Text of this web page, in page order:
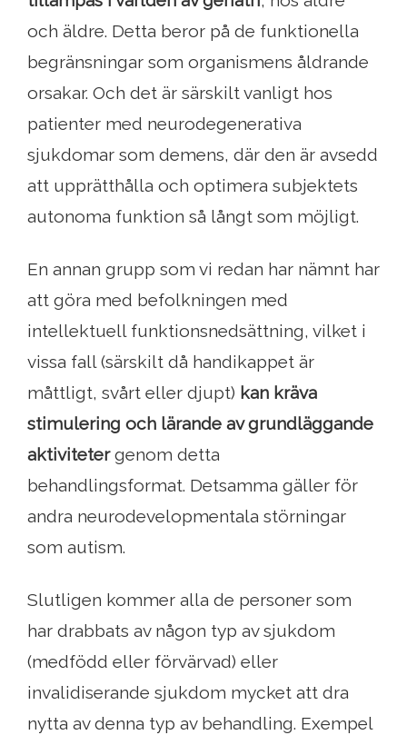
och äldre. Detta beror på de funktionella
begränsningar som organismens åldrande
orsakar. Och det är särskilt vanligt hos
patienter med neurodegenerativa
sjukdomar som demens, där den är avsedd
att upprätthålla och optimera subjektets
autonoma funktion så långt som möjligt.
En annan grupp som vi redan har nämnt har
att göra med befolkningen med
intellektuell funktionsnedsättning, vilket i
vissa fall (särskilt då handikappet är
måttligt, svårt eller djupt) kan kräva
stimulering och lärande av grundläggande
aktivitetergenom detta
behandlingsformat. Detsamma gäller för
andra neurodevelopmentala störningar
som autism.
Slutligen kommer alla de personer som
har drabbats av någon typ av sjukdom
(medfödd eller förvärvad) eller
invalidiserande sjukdom mycket att dra
nytta av denna typ av behandling. Exempel